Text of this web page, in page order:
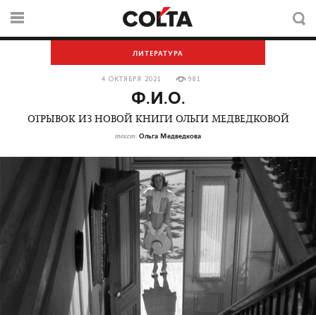
ЛИТЕРАТУРА
4 ОКТЯБРЯ 2021 981
Ф.И.О.
ОТРЫВОК ИЗ НОВОЙ КНИГИ ОЛЬГИ МЕДВЕДКОВОЙ
текст: Ольга Медведкова